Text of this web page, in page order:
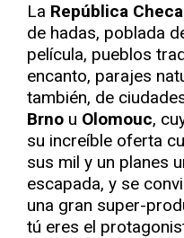
La República Checa
de hadas, poblada
película, pueblos
encanto, parajes
también, de
Brno u Olomouc,
su increíble oferta
sus mil y un planes
escapada, y se
una gran super-
tú eres el